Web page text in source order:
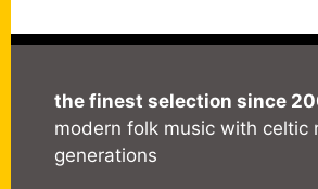
the finest selection since
modern folk music with celtic
generations